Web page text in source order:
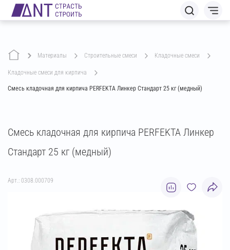
Материалы строительные смеси кладочные смеси
кладочные смеси для кирпича
Смесь кладочная для кирпича PERFEKTA Линкер Стандарт 25 кг (медный)
Смесь кладочная для кирпича PERFEKTA Линкер
Стандарт 25 кг (медный)
Арт.: 0308.000709